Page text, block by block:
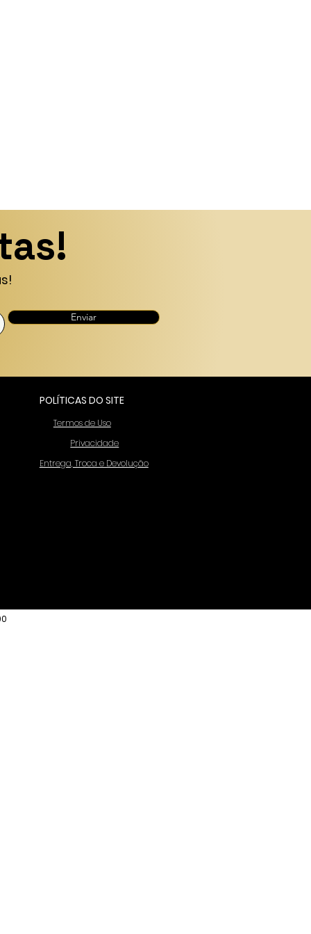
Enviar
POLÍTICAS DO SITE
Termos de Uso
Privacidade
Entrega, Troca e Devolução